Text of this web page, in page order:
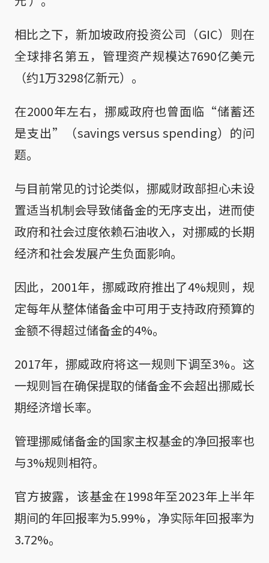
相比之下，新加坡政府投资公司（GIC）则在
全球排名第五，管理资产规模达7690亿美元
（约1万3298亿新元）。
在2000年左右，挪威政府也曾面临“储蓄还
是支出”（savings versus spending）的问
题。
与目前常见的讨论类似，挪威财政部担心未设
置适当机制会导致储备金的无序支出，进而使
政府和社会过度依赖石油收入，对挪威的长期
经济和社会发展产生负面影响。
因此，2001年，挪威政府推出了4%规则，规
定每年从整体储备金中可用于支持政府预算的
金额不得超过储备金的4%。
2017年，挪威政府将这一规则下调至3%。这
一规则旨在确保提取的储备金不会超出挪威长
期经济增长率。
管理挪威储备金的国家主权基金的净回报率也
与3%规则相符。
官方披露，该基金在1998年至2023年上半年
期间的年回报率为5.99%，净实际年回报率为
3.72%。